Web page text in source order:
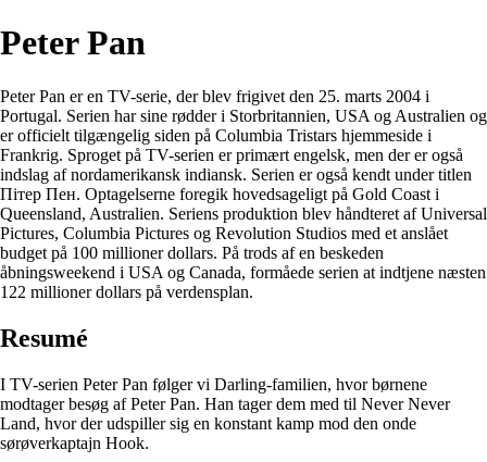
Peter Pan
Peter Pan er en TV-serie, der blev frigivet den 25. marts 2004 i
Portugal. Serien har sine rødder i Storbritannien, USA og Australien og
er officielt tilgængelig siden på Columbia Tristars hjemmeside i
Frankrig. Sproget på TV-serien er primært engelsk, men der er også
indslag af nordamerikansk indiansk. Serien er også kendt under titlen
Пітер Пен. Optagelserne foregik hovedsageligt på Gold Coast i
Queensland, Australien. Seriens produktion blev håndteret af Universal
Pictures, Columbia Pictures og Revolution Studios med et anslået
budget på 100 millioner dollars. På trods af en beskeden
åbningsweekend i USA og Canada, formåede serien at indtjene næsten
122 millioner dollars på verdensplan.
Resumé
I TV-serien Peter Pan følger vi Darling-familien, hvor børnene
modtager besøg af Peter Pan. Han tager dem med til Never Never
Land, hvor der udspiller sig en konstant kamp mod den onde
sørøverkaptajn Hook.